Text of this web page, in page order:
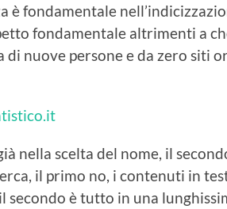
è fondamentale
fondamentale altrimenti a
di nuove persone e da zero siti
nella scelta del nome, il
il primo no, i contenuti in
è tutto in una